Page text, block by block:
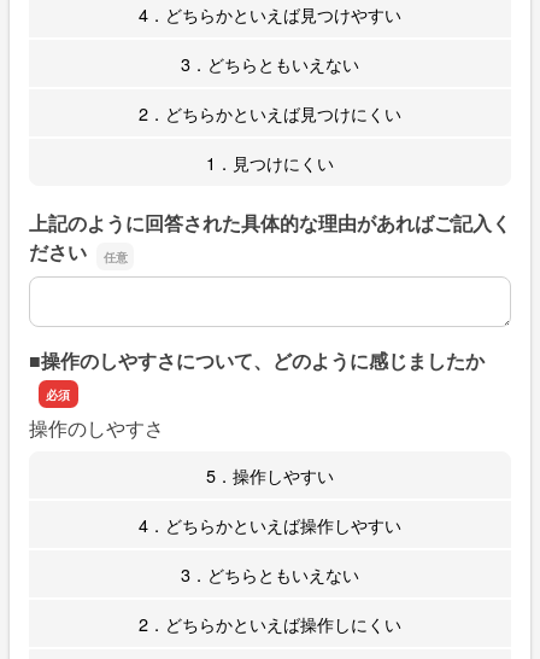
4．どちらかといえば見つけやすい
3．どちらともいえない
2．どちらかといえば見つけにくい
1．見つけにくい
上記のように回答された具体的な理由があればご記入く
ださい
上記のように回答された具体的な理由があればご記入くだ
■操作のしやすさについて、どのように感じましたか
操作のしやすさ
5．操作しやすい
4．どちらかといえば操作しやすい
3．どちらともいえない
2．どちらかといえば操作しにくい